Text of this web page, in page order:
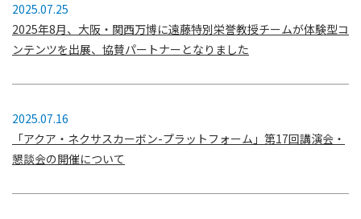
2025.07.25
2025年8月、大阪・関西万博に遠藤特別栄誉教授チームが体験型コ
ンテンツを出展、協賛パートナーとなりました
2025.07.16
「アクア・ネクサスカーボン-プラットフォーム」第17回講演会・
懇談会の開催について